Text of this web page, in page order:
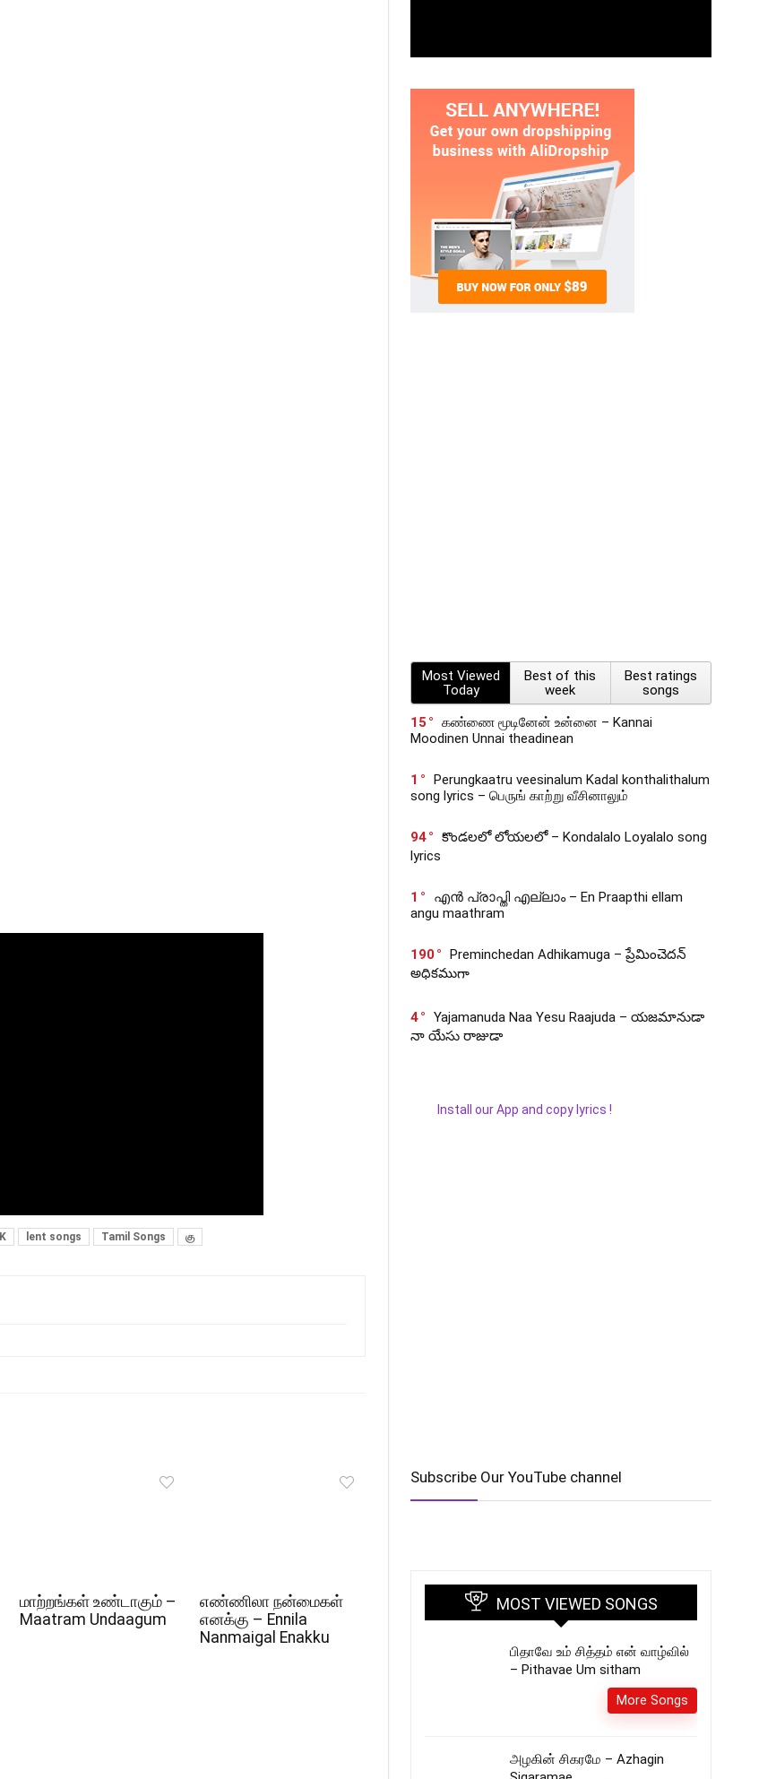
K lent songs Tamil Songs கு
மாற்றங்கள் உண்டாகும் –
Maatram Undaagum
எண்ணிலா நன்மைகள்
எனக்கு – Ennila
Nanmaigal Enakku
Most Viewed
Today
Best of this
week
Best ratings
songs
15
கண்ணை மூடினேன் உன்னை – Kannai
Moodinen Unnai theadinean
1
Perungkaatru veesinalum Kadal konthalithalum
song lyrics – பெருங் காற்று வீசினாலும்
94
కొండలలో లోయలలో – Kondalalo Loyalalo song
lyrics
1
എൻ പ്രാപ്തി എല്ലാം – En Praapthi ellam
angu maathram
190
Preminchedan Adhikamuga – ప్రేమించెదన్
అధికముగా
4
Yajamanuda Naa Yesu Raajuda – యజమానుడా
నా యేసు రాజుడా
Install our App and copy lyrics !
Subscribe Our YouTube channel
MOST VIEWED SONGS
பிதாவே உம் சித்தம் என் வாழ்வில்
– Pithavae Um sitham
More Songs
அழகின் சிகரமே – Azhagin